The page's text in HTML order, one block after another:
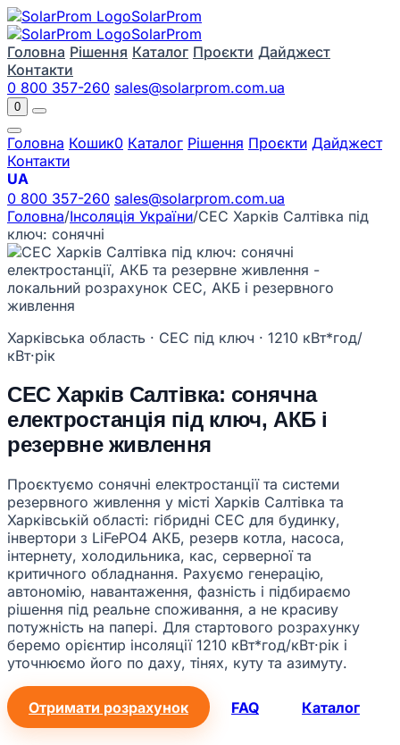
SolarProm
SolarProm
Головна Рішення Каталог Проєкти Дайджест
Контакти
0 800 357-260 sales@solarprom.com.ua
0
Головна Кошик0 Каталог Рішення Проєкти Дайджест
Контакти
UA
0 800 357-260 sales@solarprom.com.ua
Головна/Інсоляція України/СЕС Харків Салтівка під
ключ: сонячні
Харківська область · СЕС під ключ · 1210 кВт*год/
кВт·рік
СЕС Харків Салтівка: сонячна
електростанція під ключ, АКБ і
резервне живлення
Проєктуємо сонячні електростанції та системи
резервного живлення у місті Харків Салтівка та
Харківській області: гібридні СЕС для будинку,
інвертори з LiFePO4 АКБ, резерв котла, насоса,
інтернету, холодильника, кас, серверної та
критичного обладнання. Рахуємо генерацію,
автономію, навантаження, фазність і підбираємо
рішення під реальне споживання, а не красиву
потужність на папері. Для стартового розрахунку
беремо орієнтир інсоляції 1210 кВт*год/кВт·рік і
уточнюємо його по даху, тінях, куту та азимуту.
Отримати розрахунок FAQ Каталог